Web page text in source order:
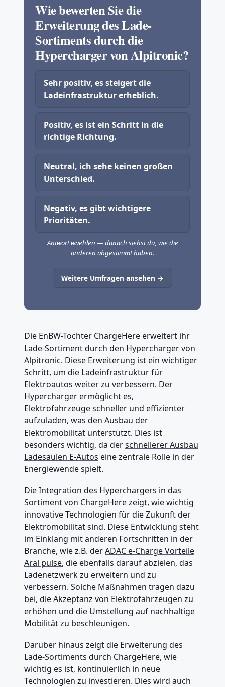
Wie bewerten Sie die
Erweiterung des Lade-
Sortiments durch die
Hypercharger von Alpitronic?
Sehr positiv, es steigert die
Ladeinfrastruktur erheblich.
Positiv, es ist ein Schritt in die
richtige Richtung.
Neutral, ich sehe keinen großen
Unterschied.
Negativ, es gibt wichtigere
Prioritäten.
Antwort waehlen — danach siehst du, wie die
anderen abgestimmt haben.
Weitere Umfragen ansehen →
Die EnBW-Tochter ChargeHere erweitert ihr
Lade-Sortiment durch den Hypercharger von
Alpitronic. Diese Erweiterung ist ein wichtiger
Schritt, um die Ladeinfrastruktur für
Elektroautos weiter zu verbessern. Der
Hypercharger ermöglicht es,
Elektrofahrzeuge schneller und effizienter
aufzuladen, was den Ausbau der
Elektromobilität unterstützt. Dies ist
besonders wichtig, da derschnellerer Ausbau
Ladesäulen E-Autos eine zentrale Rolle in der
Energiewende spielt.
Die Integration des Hyperchargers in das
Sortiment von ChargeHere zeigt, wie wichtig
innovative Technologien für die Zukunft der
Elektromobilität sind. Diese Entwicklung steht
im Einklang mit anderen Fortschritten in der
Branche, wie z.B. derADAC e-Charge Vorteile
Aral pulse, die ebenfalls darauf abzielen, das
Ladenetzwerk zu erweitern und zu
verbessern. Solche Maßnahmen tragen dazu
bei, die Akzeptanz von Elektrofahrzeugen zu
erhöhen und die Umstellung auf nachhaltige
Mobilität zu beschleunigen.
Darüber hinaus zeigt die Erweiterung des
Lade-Sortiments durch ChargeHere, wie
wichtig es ist, kontinuierlich in neue
Technologien zu investieren. Dies wird auch